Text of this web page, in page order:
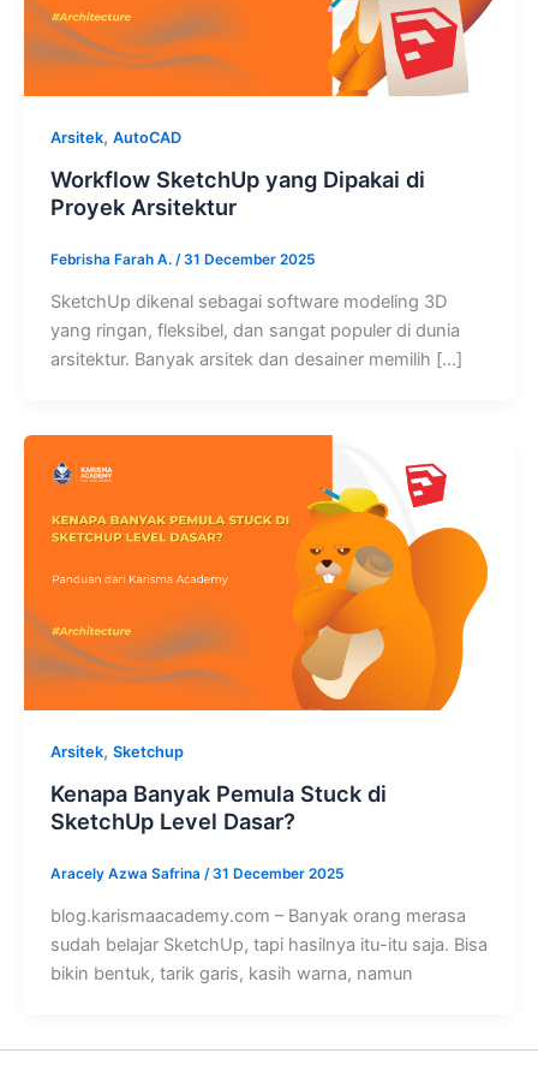
Arsitek, AutoCAD
Workflow SketchUp yang Dipakai di
Proyek Arsitektur
Febrisha Farah A. /31 December 2025
SketchUp dikenal sebagai software modeling 3D
yang ringan, fleksibel, dan sangat populer di dunia
arsitektur. Banyak arsitek dan desainer memilih […]
Arsitek, Sketchup
Kenapa Banyak Pemula Stuck di
SketchUp Level Dasar?
Aracely Azwa Safrina /31 December 2025
blog.karismaacademy.com – Banyak orang merasa
sudah belajar SketchUp, tapi hasilnya itu-itu saja. Bisa
bikin bentuk, tarik garis, kasih warna, namun